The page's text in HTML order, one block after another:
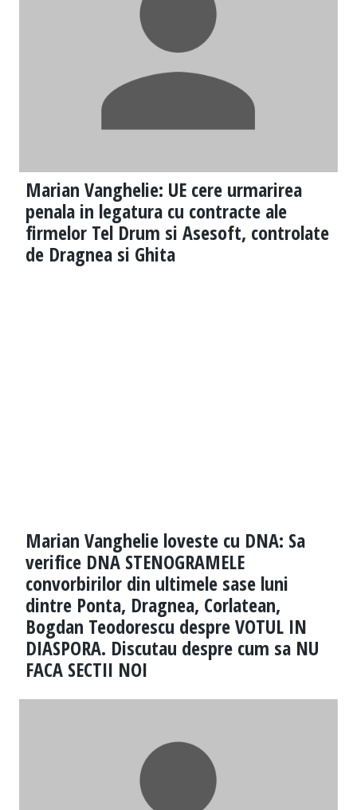
Marian Vanghelie: UE cere urmarirea
penala in legatura cu contracte ale
firmelor Tel Drum si Asesoft, controlate
de Dragnea si Ghita
Marian Vanghelie loveste cu DNA: Sa
verifice DNA STENOGRAMELE
convorbirilor din ultimele sase luni
dintre Ponta, Dragnea, Corlatean,
Bogdan Teodorescu despre VOTUL IN
DIASPORA. Discutau despre cum sa NU
FACA SECTII NOI